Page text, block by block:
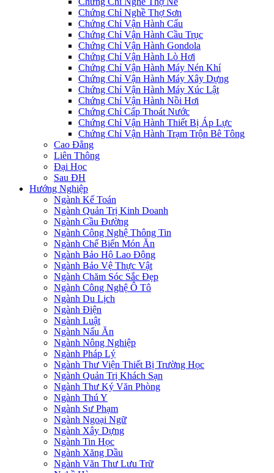
Chứng Chỉ Nghề Thợ Sơn
Chứng Chỉ Vận Hành Cẩu
Chứng Chỉ Vận Hành Cầu Trục
Chứng Chỉ Vận Hành Gondola
Chứng Chỉ Vận Hành Lò Hơi
Chứng Chỉ Vận Hành Máy Nén Khí
Chứng Chỉ Vận Hành Máy Xây Dựng
Chứng Chỉ Vận Hành Máy Xúc Lật
Chứng Chỉ Vận Hành Nồi Hơi
Chứng Chỉ Cấp Thoát Nước
Chứng Chỉ Vận Hành Thiết Bị Áp Lực
Chứng Chỉ Vận Hành Trạm Trộn Bê Tông
Cao Đẳng
Liên Thông
Đại Học
Sau ĐH
Hướng Nghiệp
Ngành Kế Toán
Ngành Quản Trị Kinh Doanh
Ngành Cầu Đường
Ngành Công Nghệ Thông Tin
Ngành Chế Biến Món Ăn
Ngành Bảo Hộ Lao Động
Ngành Bảo Vệ Thực Vật
Ngành Chăm Sóc Sắc Đẹp
Ngành Công Nghệ Ô Tô
Ngành Du Lịch
Ngành Điện
Ngành Luật
Ngành Nấu Ăn
Ngành Nông Nghiệp
Ngành Pháp Lý
Ngành Thư Viện Thiết Bị Trường Học
Ngành Quản Trị Khách Sạn
Ngành Thư Ký Văn Phòng
Ngành Thú Y
Ngành Sư Phạm
Ngành Ngoại Ngữ
Ngành Xây Dựng
Ngành Tin Học
Ngành Xăng Dầu
Ngành Văn Thư Lưu Trữ